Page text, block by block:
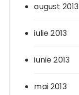
august 2013
iulie 2013
iunie 2013
mai 2013